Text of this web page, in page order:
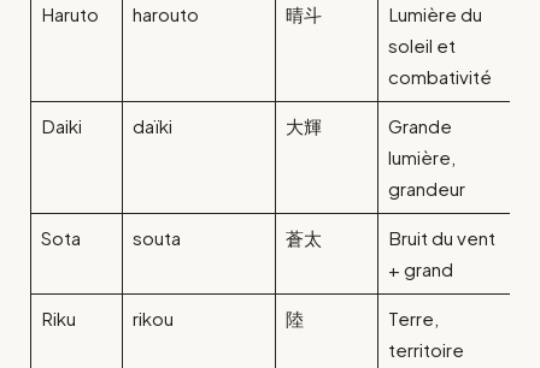
Haruto harouto 晴斗
Lumière du
soleil et
combativité
Daiki daïki 大輝
Grande
lumière,
grandeur
Sota souta 蒼太
Bruit du vent
+ grand
Riku rikou 陸
Terre,
territoire